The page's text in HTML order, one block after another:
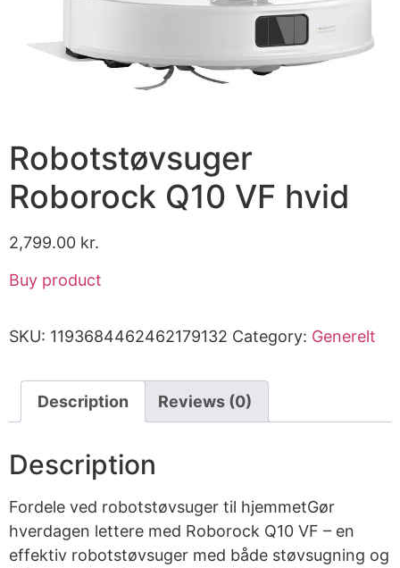
Robotstøvsuger
Roborock Q10 VF hvid
2,799.00 kr.
Buy product
SKU: 1193684462462179132 Category: Generelt
Description Reviews (0)
Description
Fordele ved robotstøvsuger til hjemmetGør
hverdagen lettere med Roborock Q10 VF – en
effektiv robotstøvsuger med både støvsugning og